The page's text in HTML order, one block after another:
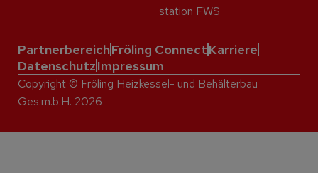
station FWS
PartnerbereichFröling ConnectKarriere
DatenschutzImpressum
Copyright © Fröling Heizkessel- und Behälterbau
Ges.m.b.H. 2026